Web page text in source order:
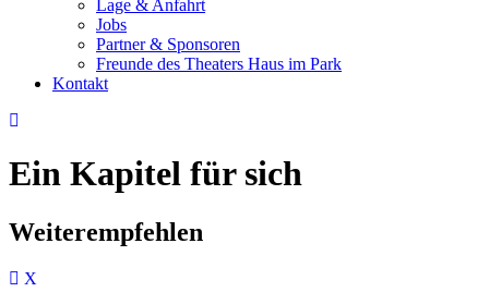
Lage & Anfahrt
Jobs
Partner & Sponsoren
Freunde des Theaters Haus im Park
Kontakt
Ein Kapitel für sich
Weiterempfehlen